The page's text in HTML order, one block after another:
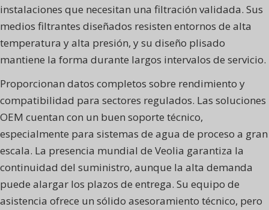
instalaciones que necesitan una filtración validada. Sus
medios filtrantes diseñados resisten entornos de alta
temperatura y alta presión, y su diseño plisado
mantiene la forma durante largos intervalos de servicio.
Proporcionan datos completos sobre rendimiento y
compatibilidad para sectores regulados. Las soluciones
OEM cuentan con un buen soporte técnico,
especialmente para sistemas de agua de proceso a gran
escala. La presencia mundial de Veolia garantiza la
continuidad del suministro, aunque la alta demanda
puede alargar los plazos de entrega. Su equipo de
asistencia ofrece un sólido asesoramiento técnico, pero